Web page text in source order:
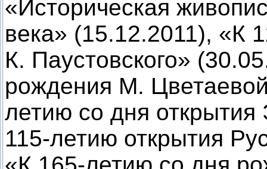
«Историческая
века» (15.12.2011), «К
К. Паустовского»
рождения М.
летию со дня
115-летию открытия